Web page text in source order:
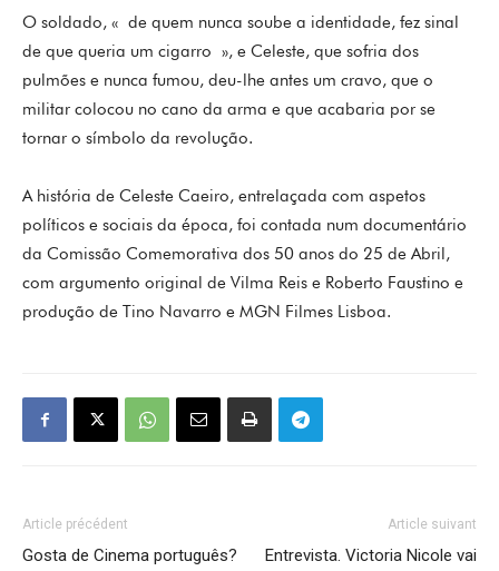
O soldado, « de quem nunca soube a identidade, fez sinal
de que queria um cigarro », e Celeste, que sofria dos
pulmões e nunca fumou, deu-lhe antes um cravo, que o
militar colocou no cano da arma e que acabaria por se
tornar o símbolo da revolução.
A história de Celeste Caeiro, entrelaçada com aspetos
políticos e sociais da época, foi contada num documentário
da Comissão Comemorativa dos 50 anos do 25 de Abril,
com argumento original de Vilma Reis e Roberto Faustino e
produção de Tino Navarro e MGN Filmes Lisboa.
Article précédent
Gosta de Cinema português?
Article suivant
Entrevista. Victoria Nicole vai